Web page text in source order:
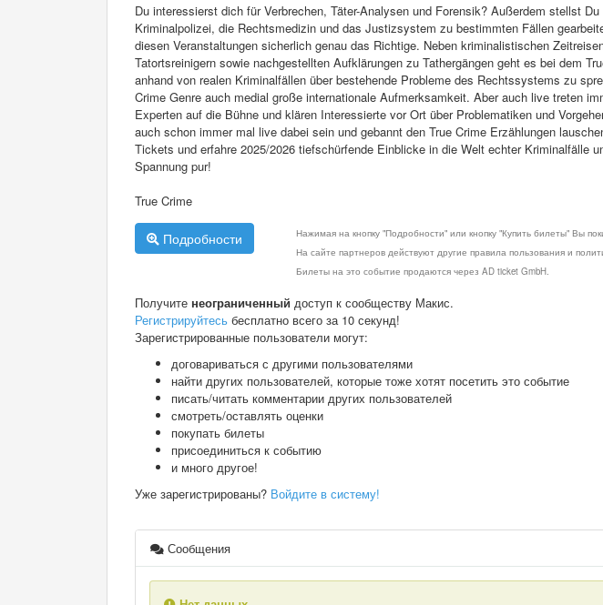
Du interessierst dich für Verbrechen, Täter-Analysen und Forensik? Außerdem stellst
Kriminalpolizei, die Rechtsmedizin und das Justizsystem zu bestimmten Fällen
diesen Veranstaltungen sicherlich genau das Richtige. Neben kriminalistischen
Tatortsreinigern sowie nachgestellten Aufklärungen zu Tathergängen geht es bei dem
anhand von realen Kriminalfällen über bestehende Probleme des Rechtssystems zu
Crime Genre auch medial große internationale Aufmerksamkeit. Aber auch live treten
Experten auf die Bühne und klären Interessierte vor Ort über Problematiken und
auch schon immer mal live dabei sein und gebannt den True Crime Erzählungen
Tickets und erfahre 2025/2026 tiefschürfende Einblicke in die Welt echter Kriminalfälle
Spannung pur!
True Crime
Подробности
Нажимая на кнопку "Подробности" или кнопку "Купить билеты" Вы
На сайте партнеров действуют другие правила пользования и
Билеты на это событие продаются через AD ticket GmbH.
Получите неограниченный доступ к сообществу Макис.
Регистрируйтесь бесплатно всего за 10 секунд!
Зарегистрированные пользователи могут:
договариваться с другими пользователями
найти других пользователей, которые тоже хотят посетить это событие
писать/читать комментарии других пользователей
смотреть/оставлять оценки
покупать билеты
присоединиться к событию
и много другое!
Уже зарегистрированы? Войдите в систему!
Сообщения